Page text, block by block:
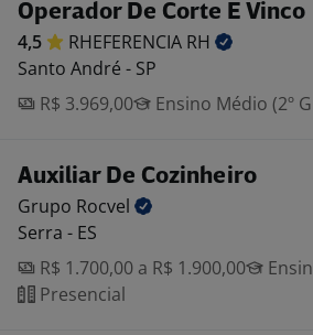
Operador De Corte E Vinco
4,5 RHEFERENCIA RH
Santo André - SP
R$ 3.969,00
Ensino Médio (2º
Auxiliar De Cozinheiro
Grupo Rocvel
Serra - ES
R$ 1.700,00 a R$ 1.900,00
Presencial